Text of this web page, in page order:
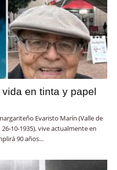
en tinta y papel
Evaristo Marín (Valle de
10-1935), vive actualmente en
90 años...